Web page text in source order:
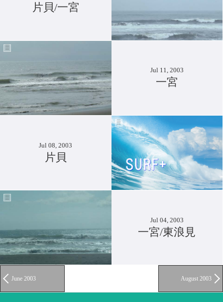
片貝/一宮
Jul 11, 2003
一宮
Jul 08, 2003
片貝
Jul 04, 2003
一宮/東浪見
June 2003 August 2003